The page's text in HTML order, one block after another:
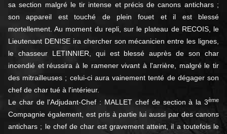
sa section malgré le tir intense et précis de canons antichars ;
son appareil est touché de plein fouet et il est blessé
mortellement. Au moment du repli, sur le plateau de RECOIS, le
Lieutenant DENISE ira chercher son mécanicien entre les lignes,
le chasseur LETINNIER, qui est blessé auprès de son char
incendié et réussira à le ramener vivant à l'arrière, malgré le tir
des mitrailleuses ; celui-ci aura vainement tenté de dégager son
chef de char tué à l'intérieur.
Le char de l'Adjudant-Chef : MALLET chef de section à la 3ème
Compagnie également, est pris à partie lui aussi par des canons
antichars ; le chef de char est gravement atteint, il a toutefois le